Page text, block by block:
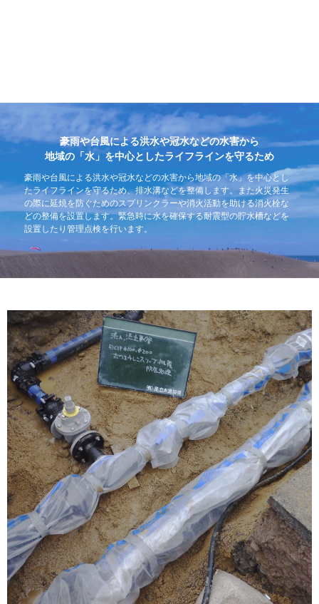
豪雨や台風による洪水や冠水などの水害から
地域の「水」を中心としたライフラインを守るため
豪雨や台風による洪水や冠水などの水害から地域の「水」を中心とし
たライフラインを守るため、排水溝などを整備します。また火災発生
の際に延焼を防ぐためのスプリンクラーや消火活動を助ける消火栓な
どの整備を設置します。緊急時に水を確保する耐震型の貯水槽などを
設置したり管理点検を行います。